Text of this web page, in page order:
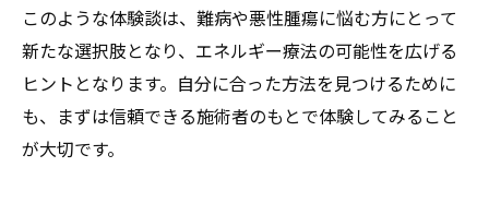
このような体験談は、難病や悪性腫瘍に悩む方にとって
新たな選択肢となり、エネルギー療法の可能性を広げる
ヒントとなります。自分に合った方法を見つけるために
も、まずは信頼できる施術者のもとで体験してみること
が大切です。